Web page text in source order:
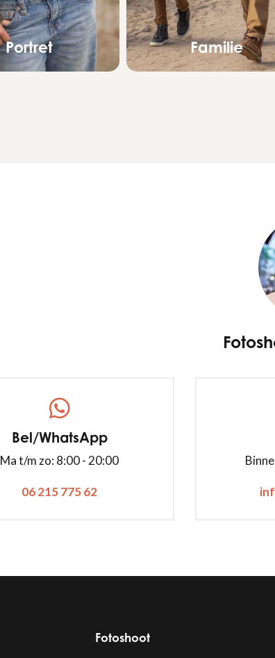
Portret Familie
Bel/WhatsApp
Ma t/m zo: 8:00 - 20:00
06 215 775 62
Fotoshoot